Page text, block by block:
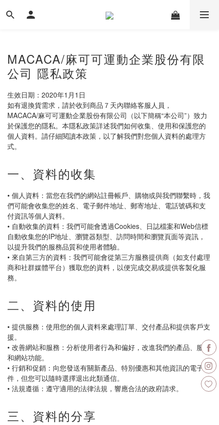
MACACA/麻可可運動企業股份有限
公司 隱私政策
生效日期：2020年1月1日
如有退換貨需求，請於收到商品７天內聯絡客服人員，
MACACA/麻可可運動企業股份有限公司（以下簡稱“本公司”）致力
於保護您的隱私。本隱私政策詳述我們如何收集、使用和保護您的
個人資料。請仔細閱讀本政策，以了解我們對您個人資料的處理方
式。
一、資料的收集
• 個人資料：當您在我們的網站註冊帳戶、購物或與我們聯繫時，我
們可能會收集您的姓名、電子郵件地址、郵寄地址、電話號碼和支
付資訊等個人資料。
• 自動收集的資料：我們可能會透過Cookies、日誌檔案和Web信標
自動收集您的IP地址、瀏覽器類型、訪問時間和瀏覽頁面等資訊，
以提升我們的服務品質和使用者體驗。
• 來自第三方的資料：我們可能會從第三方服務提供商（如支付處理
商和社群媒體平台）獲取您的資料，以便完成交易或提供客製化服
務。
二、資料的使用
• 提供服務：使用您的個人資料來處理訂單、交付產品和提供客戶支
援。
• 改善網站和服務：分析使用者行為和偏好，改進我們的產品、服務
和網站功能。
• 行銷和促銷：向您發送有關新產品、特別優惠和其他資訊的電子郵
件，但您可以隨時選擇退出此類通信。
• 法規遵循：遵守適用的法律法規，響應合法的政府請求。
三、資料的分享